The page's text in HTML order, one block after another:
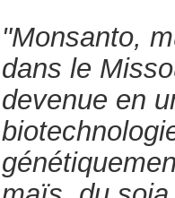
"Monsanto,
dans le
devenue en